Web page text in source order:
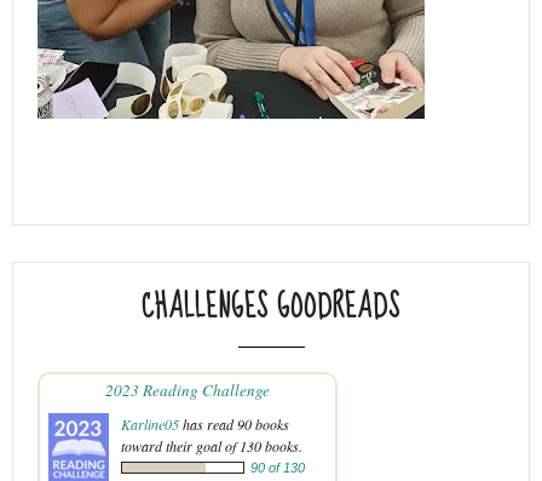
CHALLENGES GOODREADS
2023 Reading Challenge
Karline05has read 90 books
toward their goal of 130 books.
90 of 130